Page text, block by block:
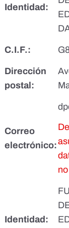
Identidad:
C.I.F.:
Dirección
postal:
Correo
electrónico:
Identidad: